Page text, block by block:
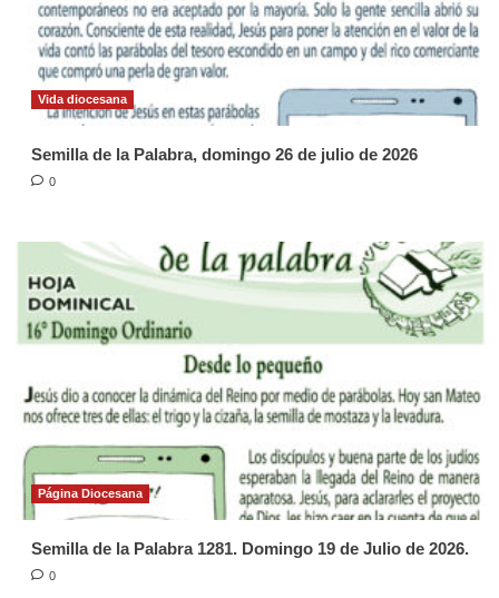
Vida diocesana
Semilla de la Palabra, domingo 26 de julio de 2026
0
Página Diocesana
Semilla de la Palabra 1281. Domingo 19 de Julio de 2026.
0